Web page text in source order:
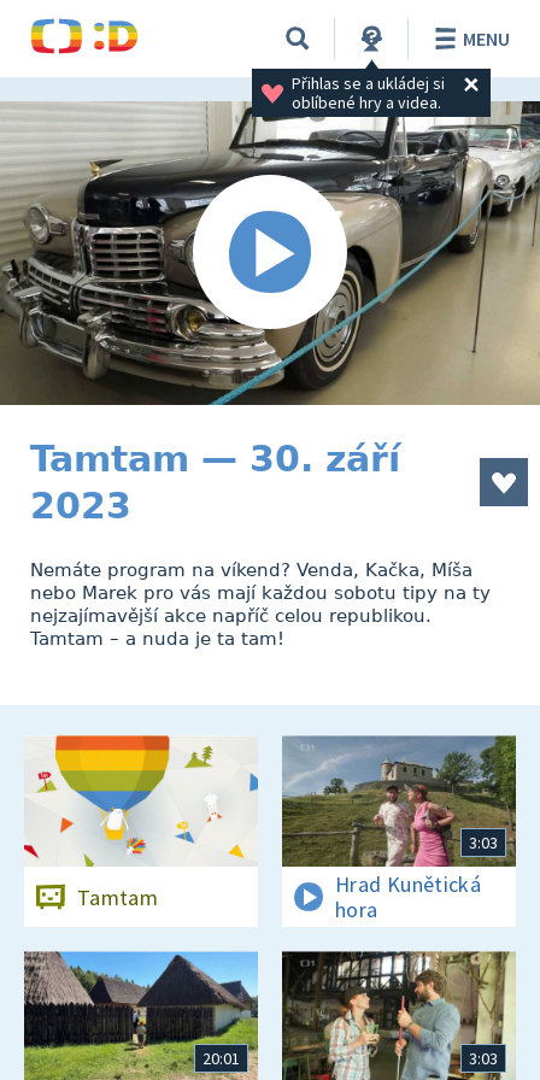
Přihlas se a ukládej si
oblíbené hry a videa.
MENU
Tamtam — 30. září
2023
Nemáte program na víkend? Venda, Kačka, Míša
nebo Marek pro vás mají každou sobotu tipy na ty
nejzajímavější akce napříč celou republikou.
Tamtam – a nuda je ta tam!
Tamtam
3:03
Hrad Kunětická
hora
20:01 3:03